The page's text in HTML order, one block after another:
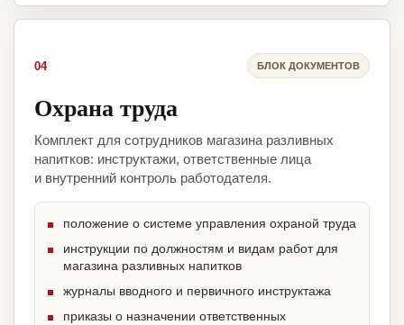
04 БЛОК ДОКУМЕНТОВ
Охрана труда
Комплект для сотрудников магазина разливных
напитков: инструктажи, ответственные лица
и внутренний контроль работодателя.
положение о системе управления охраной труда
инструкции по должностям и видам работ для
магазина разливных напитков
журналы вводного и первичного инструктажа
приказы о назначении ответственных